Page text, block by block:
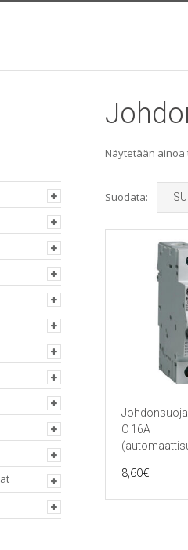
Näytetään ainoa
Suodata:
C 16A
8,60€